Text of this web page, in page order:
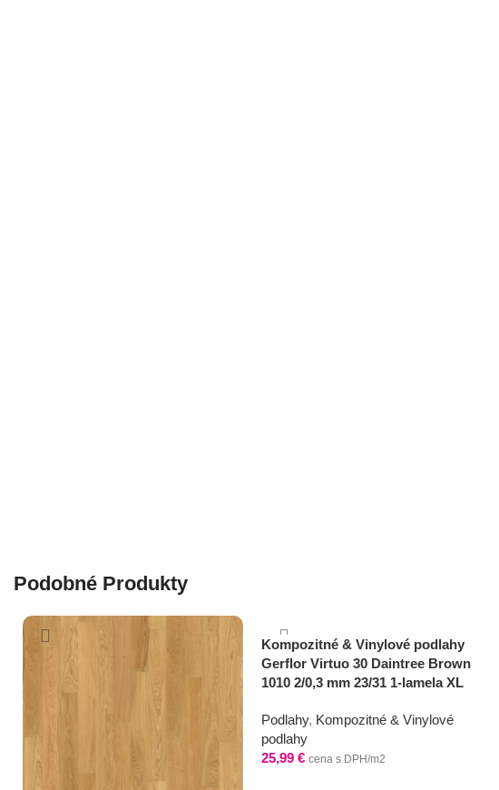
Podobné Produkty
Kompozitné & Vinylové podlahy
Gerflor Virtuo 30 Daintree Brown
1010 2/0,3 mm 23/31 1-lamela XL
Podlahy, Kompozitné & Vinylové
podlahy
25,99 € cena s DPH/m2